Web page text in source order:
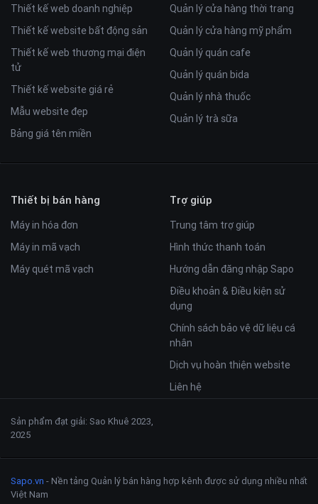
Thiết kế web doanh nghiệp
Thiết kế website bất động sản
Thiết kế web thương mại điện
tử
Thiết kế website giá rẻ
Mẫu website đẹp
Bảng giá tên miền
Quản lý cửa hàng thời trang
Quản lý cửa hàng mỹ phẩm
Quản lý quán cafe
Quản lý quán bida
Quản lý nhà thuốc
Quản lý trà sữa
Thiết bị bán hàng
Máy in hóa đơn
Máy in mã vạch
Máy quét mã vạch
Trợ giúp
Trung tâm trợ giúp
Hình thức thanh toán
Hướng dẫn đăng nhập Sapo
Điều khoản & Điều kiện sử
dụng
Chính sách bảo vệ dữ liệu cá
nhân
Dịch vụ hoàn thiện website
Liên hệ
Sapo.vn - Nền tảng Quản lý bán hàng hợp kênh được sử dụng nhiều nhất
Việt Nam
Sản phẩm đạt giải: Sao Khuê 2023,
2025